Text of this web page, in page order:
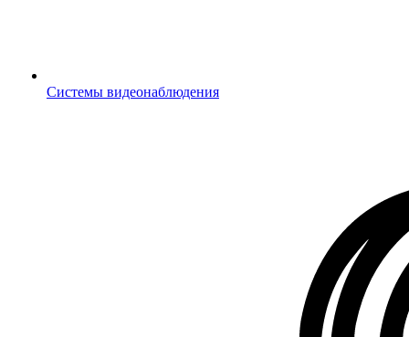
Системы видеонаблюдения